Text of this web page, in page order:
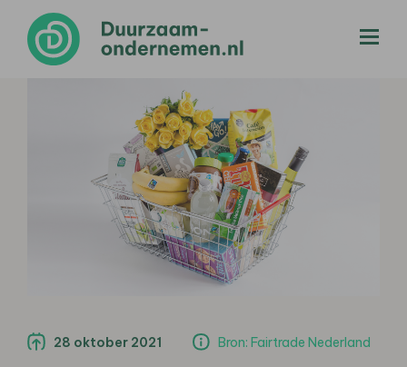
28 oktober 2021 Bron: Fairtrade Nederland